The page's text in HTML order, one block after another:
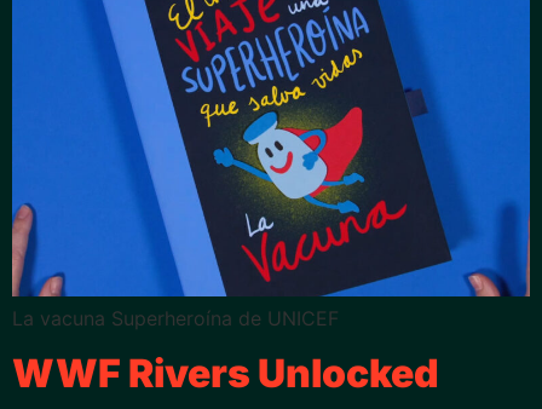
La vacuna Superheroína de UNICEF
WWF Rivers Unlocked